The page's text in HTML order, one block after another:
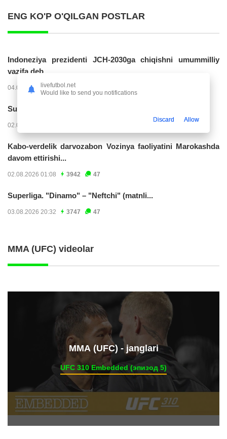
ENG KO'P O'QILGAN POSTLAR
Indoneziya prezidenti JCH-2030ga chiqishni umummilliy
vazifa deb...
04.08.2026 02:11 14259
Superliga. “Buxoro” - “Lokomotiv”...
02.08.2026 03:08
Kabo-verdelik darvozabon Vozinya faoliyatini Marokashda
davom ettirishi...
02.08.2026 01:08 3942 47
Superliga. "Dinamo" – "Neftchi" (matnli...
03.08.2026 20:32 3747 47
MMA (UFC) videolar
ММА (UFC) - janglari
UFC 310 Embedded (эпизод 5)
livefutbol.net
Would like to send you notifications
Discard Allow